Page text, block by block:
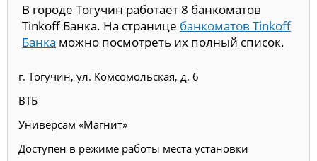
В городе Тогучин работает 8 банкоматов
Tinkoff Банка. На странице банкоматов Tinkoff
Банка можно посмотреть их полный список.
г. Тогучин, ул. Комсомольская, д. 6
ВТБ
Универсам «Магнит»
Доступен в режиме работы места установки